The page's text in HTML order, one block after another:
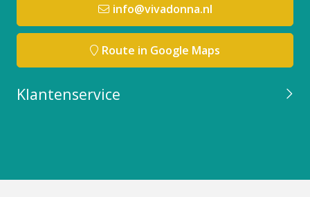
info@vivadonna.nl
Route in Google Maps
Klantenservice